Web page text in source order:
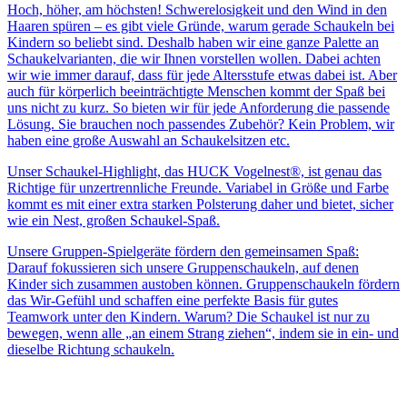
Hoch, höher, am höchsten! Schwerelosigkeit und den Wind in den
Haaren spüren – es gibt viele Gründe, warum gerade Schaukeln bei
Kindern so beliebt sind. Deshalb haben wir eine ganze Palette an
Schaukelvarianten, die wir Ihnen vorstellen wollen. Dabei achten
wir wie immer darauf, dass für jede Altersstufe etwas dabei ist. Aber
auch für körperlich beeinträchtigte Menschen kommt der Spaß bei
uns nicht zu kurz. So bieten wir für jede Anforderung die passende
Lösung. Sie brauchen noch passendes Zubehör? Kein Problem, wir
haben eine große Auswahl an Schaukelsitzen etc.
Unser Schaukel-Highlight, das HUCK Vogelnest®, ist genau das
Richtige für unzertrennliche Freunde. Variabel in Größe und Farbe
kommt es mit einer extra starken Polsterung daher und bietet, sicher
wie ein Nest, großen Schaukel-Spaß.
Unsere Gruppen-Spielgeräte fördern den gemeinsamen Spaß:
Darauf fokussieren sich unsere Gruppenschaukeln, auf denen
Kinder sich zusammen austoben können. Gruppenschaukeln fördern
das Wir-Gefühl und schaffen eine perfekte Basis für gutes
Teamwork unter den Kindern. Warum? Die Schaukel ist nur zu
bewegen, wenn alle „an einem Strang ziehen“, indem sie in ein- und
dieselbe Richtung schaukeln.